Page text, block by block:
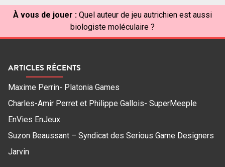
À vous de jouer : Quel auteur de jeu autrichien est aussi
biologiste moléculaire ?
ARTICLES RÉCENTS
Maxime Perrin- Platonia Games
Charles-Amir Perret et Philippe Gallois- SuperMeeple
EnVies EnJeux
Suzon Beaussant – Syndicat des Serious Game Designers
Jarvin